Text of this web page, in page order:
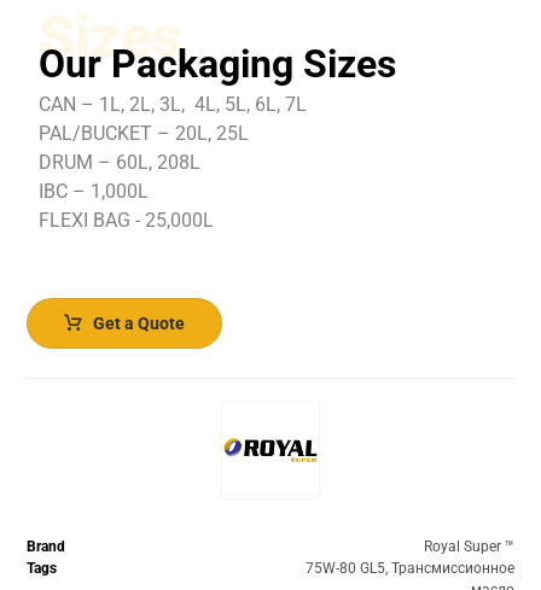
Sizes
Our Packaging Sizes
CAN – 1L, 2L, 3L, 4L, 5L, 6L, 7L
PAL/BUCKET – 20L, 25L
DRUM – 60L, 208L
IBC – 1,000L
FLEXI BAG - 25,000L
Get a Quote
Brand
Royal Super ™️
Tags
75W-80 GL5, Трансмиссионное